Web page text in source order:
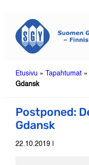
sisältöön
Etusivu » Tapahtumat »
Gdansk
Postponed:
Gdansk
22.10.2019 |